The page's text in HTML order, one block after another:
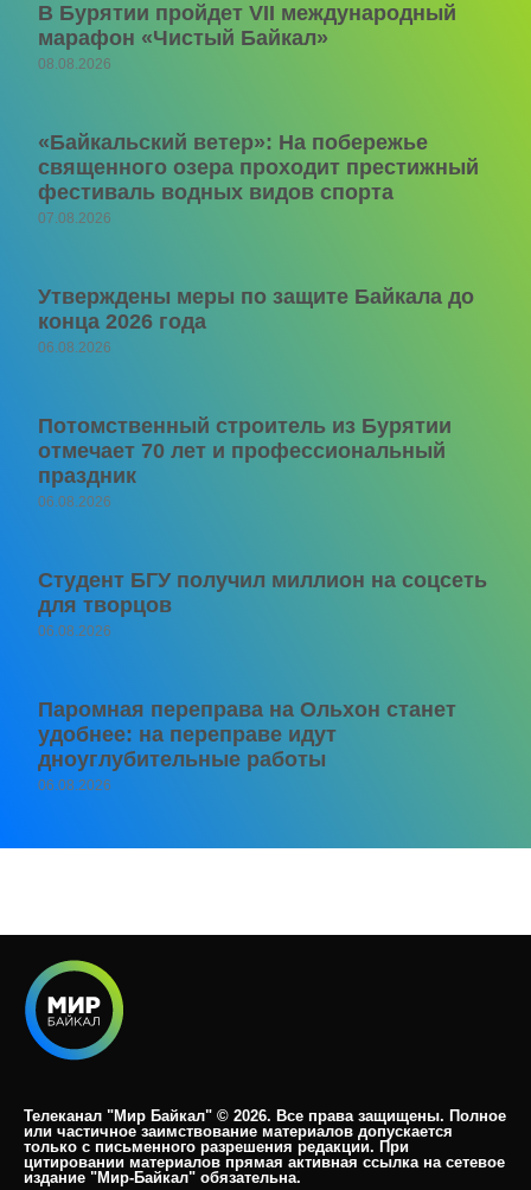
В Бурятии пройдет VII международный
марафон «Чистый Байкал»
08.08.2026
«Байкальский ветер»: На побережье
священного озера проходит престижный
фестиваль водных видов спорта
07.08.2026
Утверждены меры по защите Байкала до
конца 2026 года
06.08.2026
Потомственный строитель из Бурятии
отмечает 70 лет и профессиональный
праздник
06.08.2026
Студент БГУ получил миллион на соцсеть
для творцов
06.08.2026
Паромная переправа на Ольхон станет
удобнее: на переправе идут
дноуглубительные работы
06.08.2026
Телеканал "Мир Байкал" © 2026. Все права защищены. Полное
или частичное заимствование материалов допускается
только с письменного разрешения редакции. При
цитировании материалов прямая активная ссылка на сетевое
издание "Мир-Байкал" обязательна.​